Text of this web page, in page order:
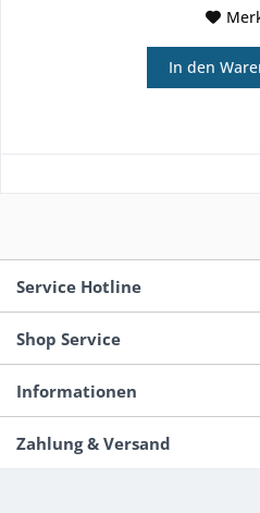
In den
Service Hotline
Shop Service
Informationen
Zahlung & Versand